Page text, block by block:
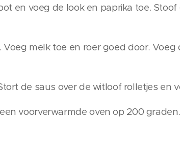
en voeg de look en paprika toe.
melk toe en roer goed door. Voeg
de saus over de witloof rolletjes en
voorverwarmde oven op 200 graden.